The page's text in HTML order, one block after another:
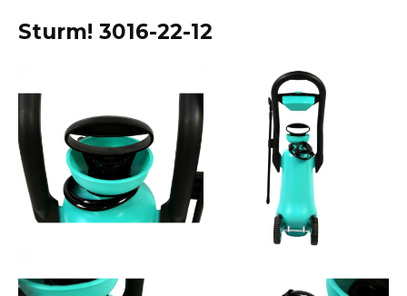
Sturm! 3016-22-12